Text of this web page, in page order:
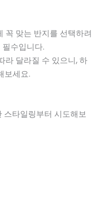
꼭 맞는 반지를 선택하려
수입니다.
라 달라질 수 있으니, 하
보세요.
스타일링부터 시도해보